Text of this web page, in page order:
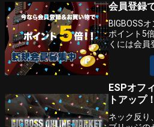
会員登録
BIGBOSS
ポイント5
くには会員
ESPオフ
トアップ！
ネック反り